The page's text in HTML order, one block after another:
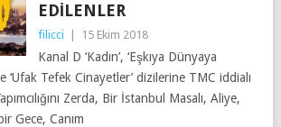
EDILENLER
filicci 15 Ekim 2018
Kanal D ‘Kadın’, ‘Eşkıya Dünyaya
‘Ufak Tefek Cinayetler’ dizilerine TMC iddialı
Zerda, Bir İstanbul Masalı, Aliye,
Gece, Canım